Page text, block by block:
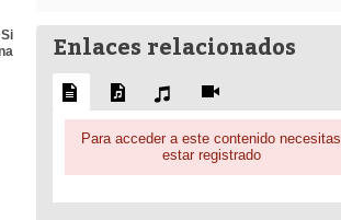
Enlaces relacionados
Para acceder a este contenido necesitas
estar registrado